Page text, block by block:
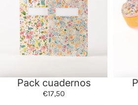
Pack cuadernos
€17,50